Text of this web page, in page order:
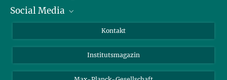
Alumni
Fördernde
Social Media
Bluesky
Facebook
Kontakt
Institutsmagazin